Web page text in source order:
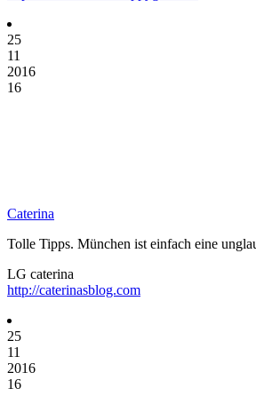
25
11
2016
16
Caterina
Tolle Tipps. München ist einfach eine
LG caterina
http://caterinasblog.com
25
11
2016
16